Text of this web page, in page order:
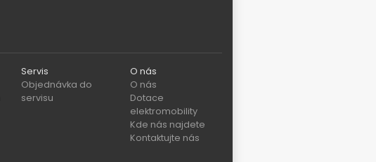
Servis
Objednávka do
servisu
O nás
O nás
Dotace
elektromobility
Kde nás najdete
Kontaktujte nás